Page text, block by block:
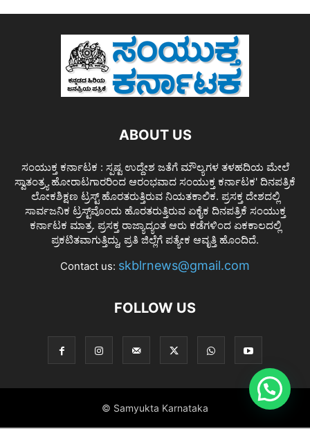
ABOUT US
ಸಂಯುಕ್ತ ಕರ್ನಾಟಕ : ಸ್ಪಷ್ಟ ಉದ್ದೇಶ ಜತೆಗೆ ಮೌಲ್ಯಗಳ ತಳಹದಿಯ ಮೇಲೆ
ಸ್ವಾತಂತ್ರ್ಯ ಹೋರಾಟಗಾರರಿಂದ ಆರಂಭವಾದ ಸಂಯುಕ್ತ ಕರ್ನಾಟಕ' ದಿನಪತ್ರಿಕೆ
ಲೋಕಶಿಕ್ಷಣ ಟ್ರಸ್ಟ್ ಹೊರತರುತ್ತಿರುವ ನಿಯತಕಾಲಿಕ. ಪ್ರಸಕ್ತ ದೇಶದಲ್ಲಿ
ಸಾರ್ವಜನಿಕ ಟ್ರಸ್ಟ್‌ವೊಂದು ಹೊರತರುತ್ತಿರುವ ಏಕೈಕ ದಿನಪತ್ರಿಕೆ ಸಂಯುಕ್ತ
ಕರ್ನಾಟಕ ಮಾತ್ರ. ಪ್ರಸಕ್ತ ರಾಜ್ಯಾದ್ಯಂತ ಆರು ಕಡೆಗಳಿಂದ ಏಕಕಾಲದಲ್ಲಿ
ಪ್ರಕಟಿತವಾಗುತ್ತಿದ್ದು, ಪ್ರತಿ ಜಿಲ್ಲೆಗೆ ಪತ್ಯೇಕ ಆವೃತ್ತಿ ಹೊಂದಿದೆ.
Contact us: skblrnews@gmail.com
FOLLOW US
© Samyukta Karnataka